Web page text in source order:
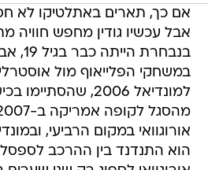
אם כך, תארים באתלטיקו לא
אבל עכשיו גודין מחפש חוויה
בנבחרת
במשחקי הפלייאוף מול
למונדיאל 2006,
אורוגוואי במקום הרביעי,
הוא התנדנד בין ההרכב לספסל